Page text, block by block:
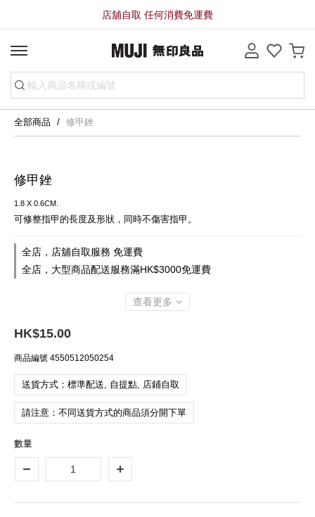
店舖自取 任何消費免運費
全部商品 修甲銼
修甲銼
1.8 X 0.6CM.
可修整指甲的長度及形狀，同時不傷害指甲。
全店，店舖自取服務 免運費
全店，大型商品配送服務滿HK$3000免運費
查看更多
HK$15.00
商品編號 4550512050254
送貨方式：標準配送, 自提點, 店鋪自取
請注意：不同送貨方式的商品須分開下單
數量